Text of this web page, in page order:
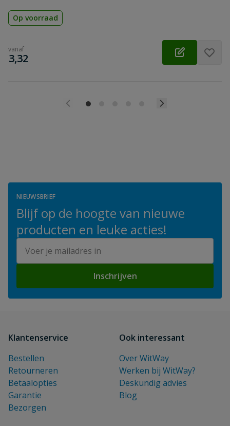
Op voorraad
vanaf
€
3,32
NIEUWSBRIEF
Blijf op de hoogte van nieuwe
producten en leuke acties!
Inschrijven
Klantenservice
Bestellen
Retourneren
Betaalopties
Garantie
Bezorgen
Ook interessant
Over WitWay
Werken bij WitWay?
Deskundig advies
Blog